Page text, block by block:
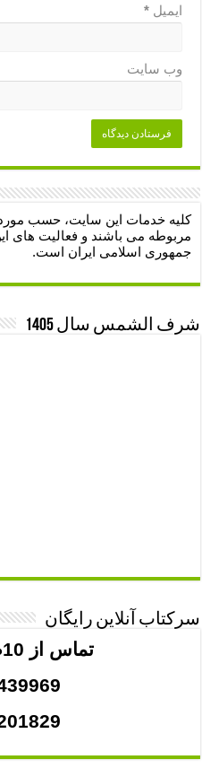
ایمیل*
وب‌ سایت
کلیه خدمات این سایت، حسب مورد
مربوطه می باشند و فعالیت های
جمهوری اسلامی ایران است.
شرف الشمس سال 1405
سرکتاب آنلاین رایگان
تماس از 10صبح الی 21